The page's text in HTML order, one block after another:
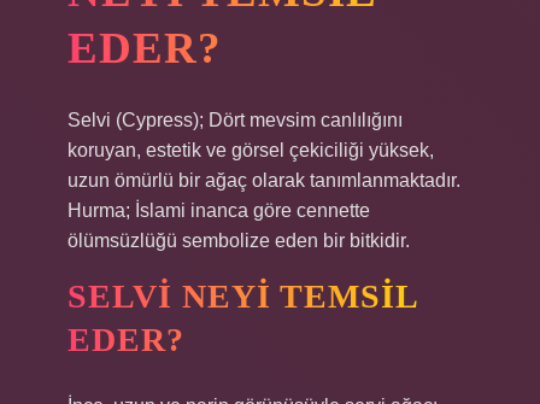
EDER?
Selvi (Cypress); Dört mevsim canlılığını
koruyan, estetik ve görsel çekiciliği yüksek,
uzun ömürlü bir ağaç olarak tanımlanmaktadır.
Hurma; İslami inanca göre cennette
ölümsüzlüğü sembolize eden bir bitkidir.
SELVI NEYI TEMSIL
EDER?